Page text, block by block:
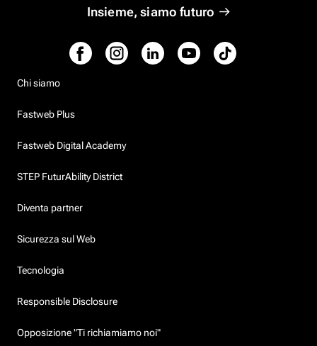
Insieme, siamo futuro
Chi siamo
Fastweb Plus
Fastweb Digital Academy
STEP FuturAbility District
Diventa partner
Sicurezza sul Web
Tecnologia
Responsible Disclosure
Opposizione "Ti richiamiamo noi"